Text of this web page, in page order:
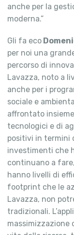
anche per la
moderna.”
Gli fa eco
per noi una
percorso di
Lavazza, noto a
anche per i
sociale e
affrontato
tecnologici e di
positivi in termini
investimenti che
continuano a
hanno livelli di
footprint che le
Lavazza, non
tradizionali.
massimizzazione